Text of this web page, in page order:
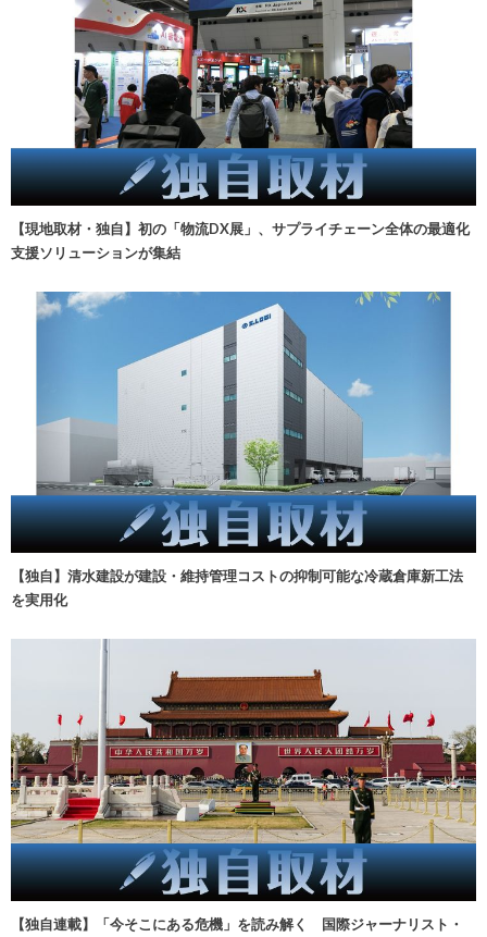
【現地取材・独自】初の「物流DX展」、サプライチェーン全体の最適化
支援ソリューションが集結
【独自】清水建設が建設・維持管理コストの抑制可能な冷蔵倉庫新工法
を実用化
【独自連載】「今そこにある危機」を読み解く 国際ジャーナリスト・